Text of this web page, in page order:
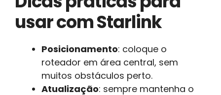
usar com Starlink
Posicionamento: coloque o
roteador em área central, sem
muitos obstáculos perto.
Atualização: sempre mantenha o